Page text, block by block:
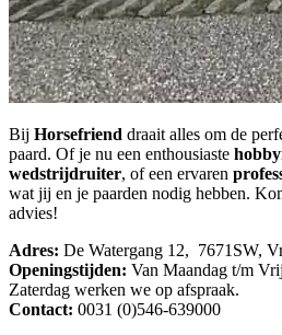
Bij Horsefriend draait alles om de
paard. Of je nu een enthousiaste
wedstrijdruiter, of een ervaren
wat jij en je paarden nodig hebben.
advies!
Adres: De Watergang 12, 7671SW,
Openingstijden: Van Maandag t/m
Zaterdag werken we op afspraak.
Contact: 0031 (0)546-639000